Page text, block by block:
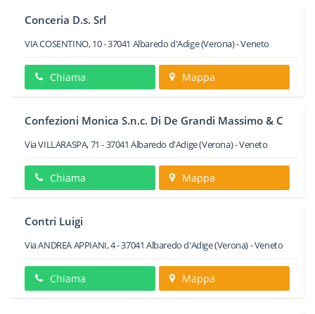
Conceria D.s. Srl
VIA COSENTINO, 10-37041 Albaredo d'Adige(Verona) -Veneto
Chiama Mappa
Confezioni Monica S.n.c. Di De Grandi Massimo & C
Via VILLARASPA, 71 -37041 Albaredo d'Adige(Verona) -Veneto
Chiama Mappa
Contri Luigi
Via ANDREA APPIANI, 4-37041 Albaredo d'Adige(Verona) -Veneto
Chiama Mappa